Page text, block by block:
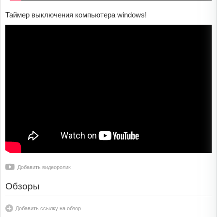
Таймер выключения компьютера windows!
Добавить видеоролик
Обзоры
Добавить ссылку на обзор